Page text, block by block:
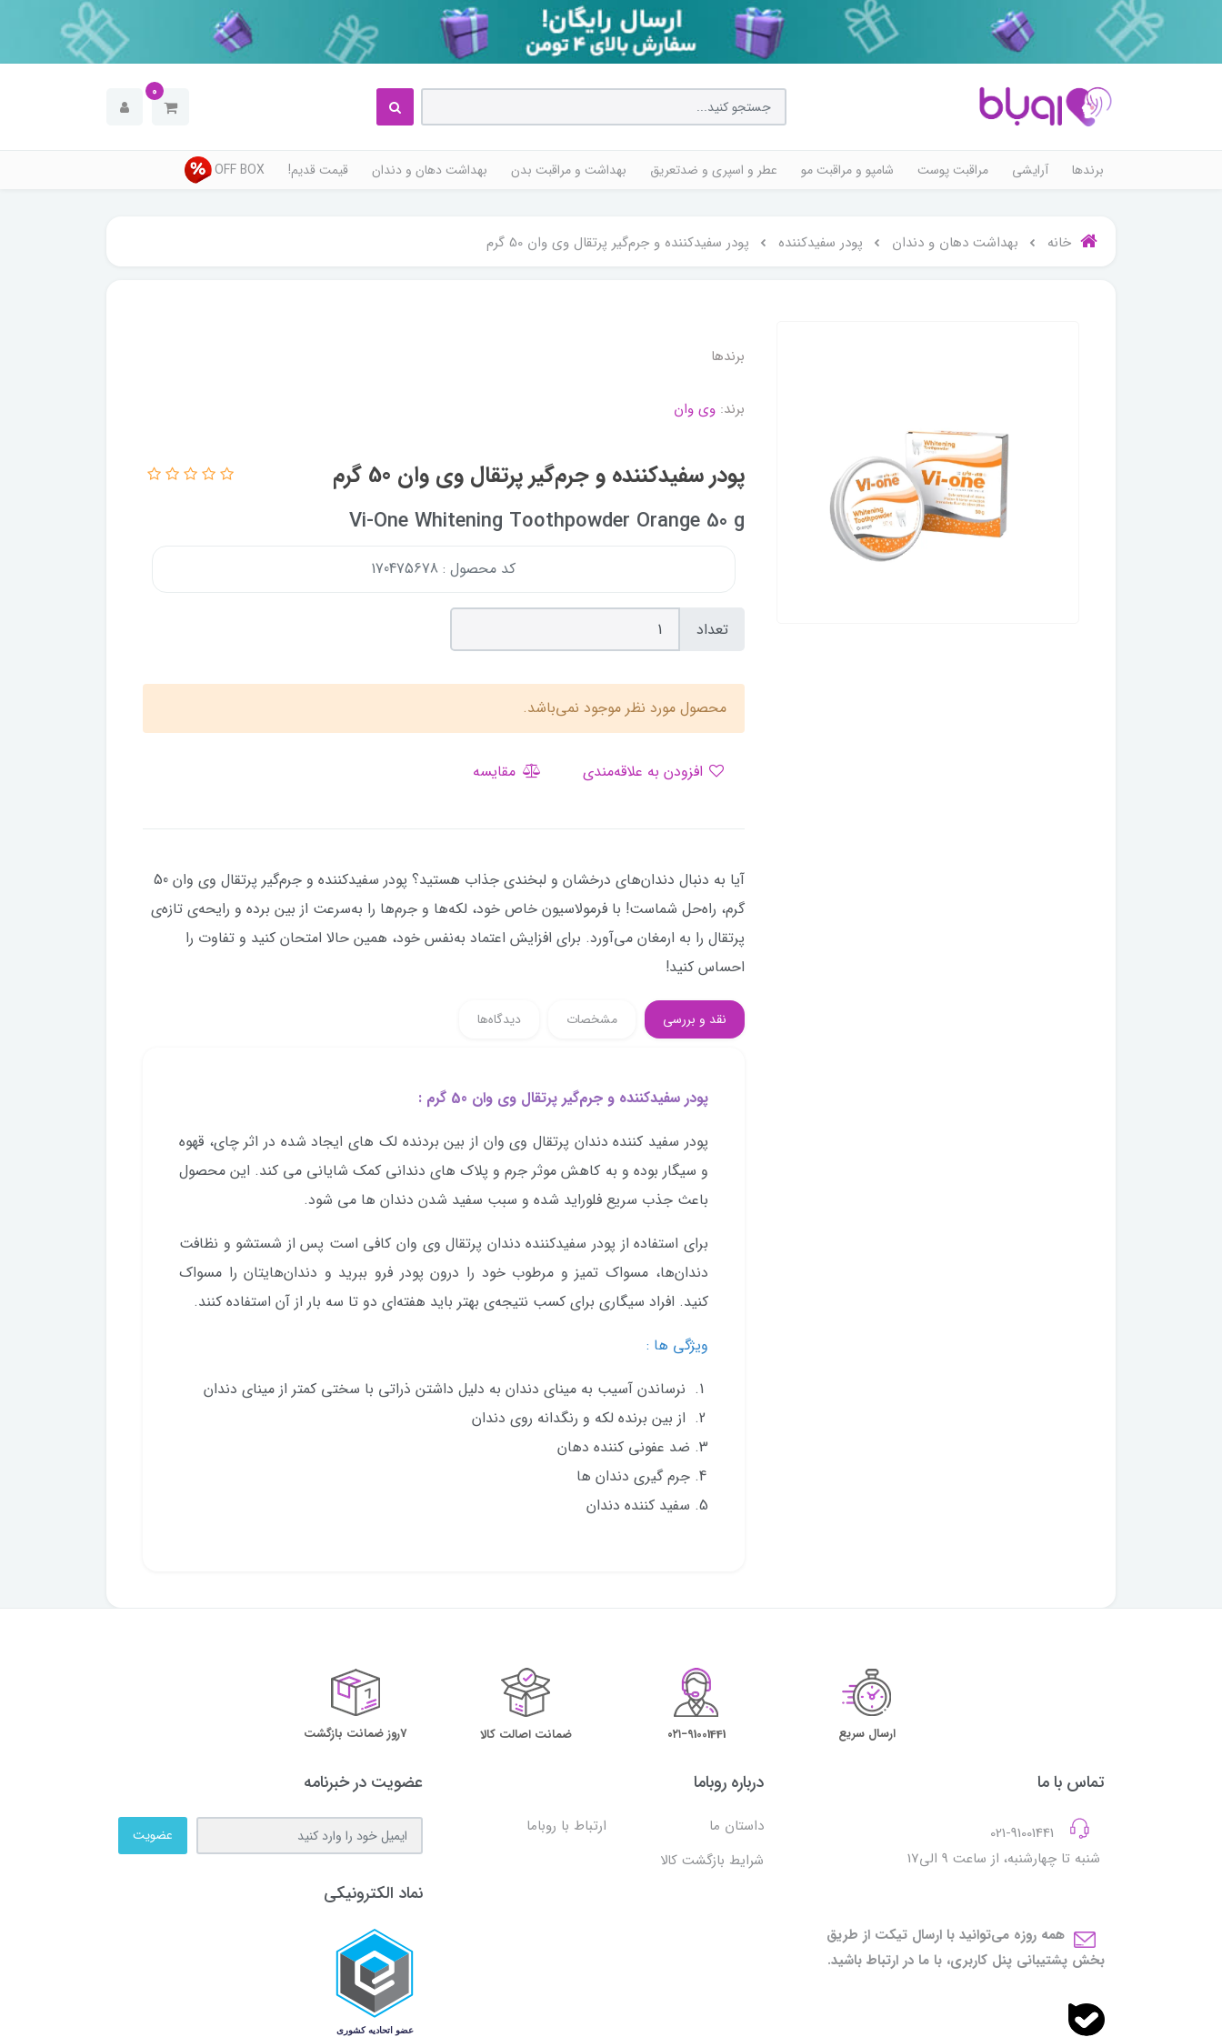
0
برندها آرایشی مراقبت پوست شامپو و مراقبت مو عطر و اسپری و ضدتعریق بهداشت و مراقبت بدن بهداشت دهان و دندان قیمت قدیم! OFF BOX
خانه بهداشت دهان و دندان پودر سفیدکننده پودر سفیدکننده و جرم‌گیر پرتقال وی وان 50 گرم
برندها
برند:وی وان
پودر سفیدکننده و جرم‌گیر پرتقال وی وان 50 گرم
Vi-One Whitening Toothpowder Orange 50 g
کد محصول : 170475678
تعداد
محصول مورد نظر موجود نمی‌باشد.
مقایسه
آیا به دنبال دندان‌های درخشان و لبخندی جذاب هستید؟ پودر سفیدکننده و جرم‌گیر پرتقال وی وان 50
گرم، راه‌حل شماست! با فرمولاسیون خاص خود، لکه‌ها و جرم‌ها را به‌سرعت از بین برده و رایحه‌ی تازه‌ی
پرتقال را به ارمغان می‌آورد. برای افزایش اعتماد به‌نفس خود، همین حالا امتحان کنید و تفاوت را
احساس کنید!
نقد و بررسی مشخصات دیدگاه‌ها
پودر سفیدکننده و جرم‌گیر پرتقال وی وان 50 گرم :
پودر سفید کننده دندان پرتقال وی وان از بین بردنده لک های ایجاد شده در اثر چای، قهوه
و سیگار بوده و به کاهش موثر جرم و پلاک های دندانی کمک شایانی می کند. این محصول
باعث جذب سریع فلوراید شده و سبب سفید شدن دندان ها می شود.
برای استفاده از پودر سفیدکننده دندان پرتقال وی وان کافی‌ است پس از شستشو و نظافت
دندان‌ها، مسواک تمیز و مرطوب خود را درون پودر فرو ببرید و دندان‌هایتان را مسواک
کنید. افراد سیگاری برای کسب نتیجه‌ی بهتر باید هفته‌ای دو تا سه بار از آن استفاده کنند.
ویژگی ها :
نرساندن آسیب به مینای دندان به دلیل داشتن ذراتی با سختی کمتر از مینای دندان
از بین برنده لکه و رنگدانه روی دندان
ضد عفونی کننده دهان
جرم گیری دندان ها
سفید کننده دندان
ارسال سریع ۰۲۱−91001441 ضمانت اصالت کالا 7روز ضمانت بازگشت
تماس با ما
شنبه تا چهارشنبه، از ساعت 9 الی17
همه روزه می‌توانید با ارسال تیکت از طریق
بخش پشتیبانی پنل کاربری، با ما در ارتباط باشید.
درباره روباما
داستان ما
ارتباط با روباما
شرایط بازگشت کالا
عضویت در خبرنامه
عضویت
نماد الکترونیکی